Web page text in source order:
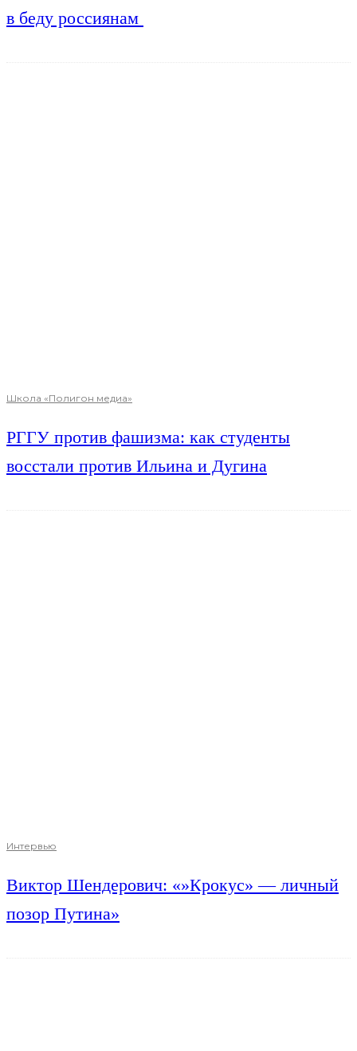
в беду россиянам
Школа «Полигон медиа»
РГГУ против фашизма: как студенты
восстали против Ильина и Дугина
Интервью
Виктор Шендерович: «»Крокус» — личный
позор Путина»